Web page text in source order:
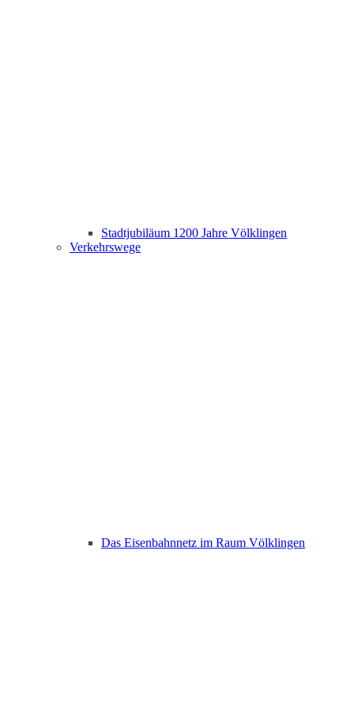
Stadtjubiläum 1200 Jahre Völklingen
Verkehrswege
Das Eisenbahnnetz im Raum Völklingen